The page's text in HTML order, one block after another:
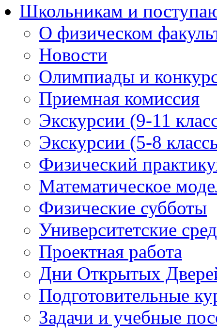
Школьникам и
О физическом
Новости
Олимпиады и
Приемная комиссия
Экскурсии (9-11
Экскурсии (5-8
Физический
Математическое
Физические субботы
Университетские
Проектная работа
Дни Открытых
Подготовительные
Задачи и учебные